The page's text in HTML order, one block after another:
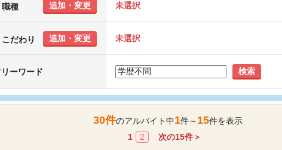
職種 追加・変更 未選択
こだわり 追加・変更 未選択
リーワード 検索
30件のアルバイト中1件～ 15件を表示
1
2 次の15件＞